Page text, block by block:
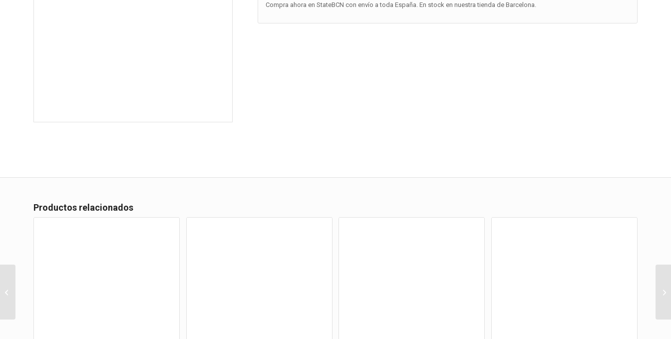
Compra ahora en StateBCN con envío a toda España. En stock en nuestra tienda de Barcelona.
Productos relacionados